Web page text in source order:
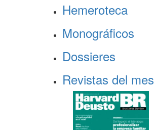
Hemeroteca
Monográficos
Dossieres
Revistas del mes